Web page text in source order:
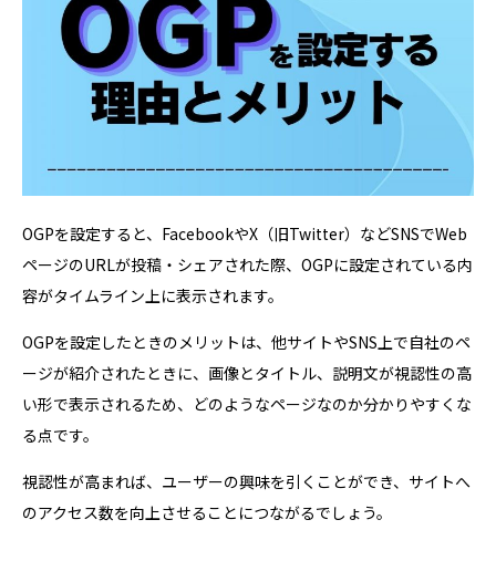
OGPを設定すると、FacebookやX（旧Twitter）などSNSでWeb
ページのURLが投稿・シェアされた際、OGPに設定されている内
容がタイムライン上に表示されます。
OGPを設定したときのメリットは、他サイトやSNS上で自社のペ
ージが紹介されたときに、画像とタイトル、説明文が視認性の高
い形で表示されるため、どのようなページなのか分かりやすくな
る点です。
視認性が高まれば、ユーザーの興味を引くことができ、サイトへ
のアクセス数を向上させることにつながるでしょう。